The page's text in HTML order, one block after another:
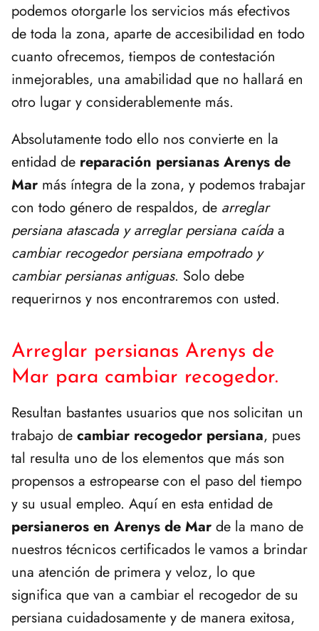
podemos otorgarle los servicios más efectivos
de toda la zona, aparte de accesibilidad en todo
cuanto ofrecemos, tiempos de contestación
inmejorables, una amabilidad que no hallará en
otro lugar y considerablemente más.
Absolutamente todo ello nos convierte en la
entidad de reparación persianas Arenys de
Mar más íntegra de la zona, y podemos trabajar
con todo género de respaldos, de arreglar
persiana atascada y arreglar persiana caídaa
cambiar recogedor persiana empotrado y
cambiar persianas antiguas. Solo debe
requerirnos y nos encontraremos con usted.
Arreglar persianas Arenys de
Mar para cambiar recogedor.
Resultan bastantes usuarios que nos solicitan un
trabajo de cambiar recogedor persiana, pues
tal resulta uno de los elementos que más son
propensos a estropearse con el paso del tiempo
y su usual empleo. Aquí en esta entidad de
persianeros en Arenys de Mar de la mano de
nuestros técnicos certificados le vamos a brindar
una atención de primera y veloz, lo que
significa que van a cambiar el recogedor de su
persiana cuidadosamente y de manera exitosa,